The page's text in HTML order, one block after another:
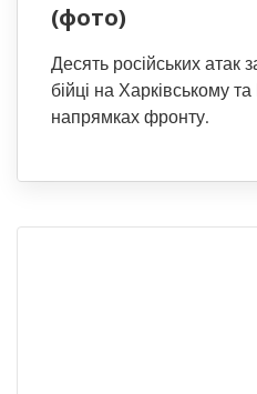
(фото)
Десять російських атак
бійці на Харківському
напрямках фронту.